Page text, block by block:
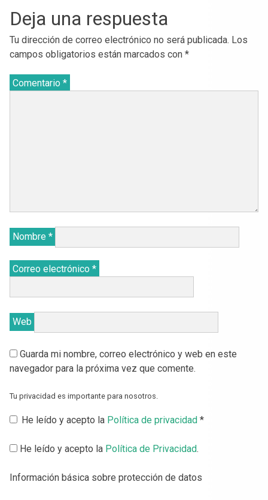
Deja una respuesta
Tu dirección de correo electrónico no será publicada. Los
campos obligatorios están marcados con *
Comentario *
Nombre *
Correo electrónico *
Web
Guarda mi nombre, correo electrónico y web en este
navegador para la próxima vez que comente.
Tu privacidad es importante para nosotros.
He leído y acepto la Política de privacidad *
He leído y acepto la Política de Privacidad.
Información básica sobre protección de datos